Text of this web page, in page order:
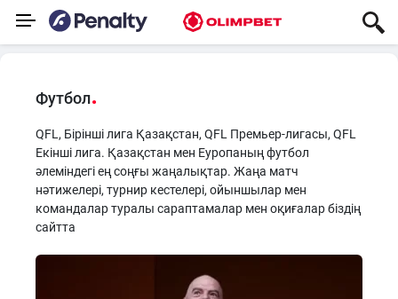
Футбол
QFL, Бірінші лига Қазақстан, QFL Премьер-лигасы, QFL
Екінші лига. Қазақстан мен Еуропаның футбол
әлеміндегі ең соңғы жаңалықтар. Жаңа матч
нәтижелері, турнир кестелері, ойыншылар мен
командалар туралы сараптамалар мен оқиғалар біздің
сайтта